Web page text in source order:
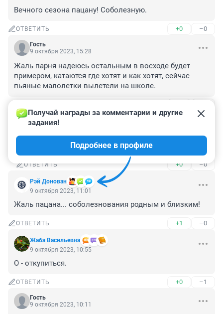
Вечного сезона пацану! Соболезную.
ОТВЕТИТЬ +0 –0
Гость
9 октября 2023, 15:28
Жаль парня надеюсь остальным в восходе будет
примером, катаются где хотят и как хотят, сейчас
пьяные малолетки вылетели на школе.
Гость
Сегодня там очередная авария . Жига с лексусом
ОТВЕТИТЬ +0 –0
Рэй Донован
Получай награды за комментарии и другие
задания!
Подробнее в профиле
9 октября 2023, 11:01
Жаль пацана... соболезнования родным и близким!
ОТВЕТИТЬ +1 –0
Жаба Васильевна
9 октября 2023, 10:55
О - откупиться.
ОТВЕТИТЬ +0 –1
Гость
9 октября 2023, 10:11